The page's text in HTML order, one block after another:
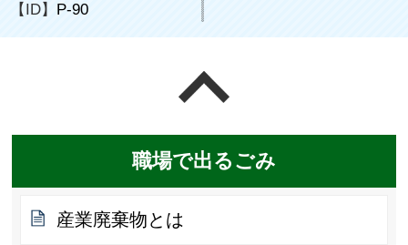
【ID】 P-90
職場で出るごみ
産業廃棄物とは